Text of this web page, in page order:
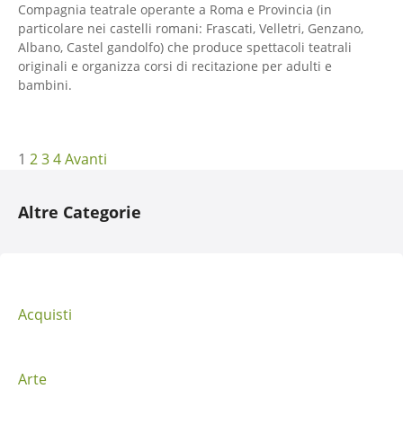
Compagnia teatrale operante a Roma e Provincia (in
particolare nei castelli romani: Frascati, Velletri, Genzano,
Albano, Castel gandolfo) che produce spettacoli teatrali
originali e organizza corsi di recitazione per adulti e
bambini.
N
a
g
z
1 234Avanti
Altre Categorie
Acquisti
Arte